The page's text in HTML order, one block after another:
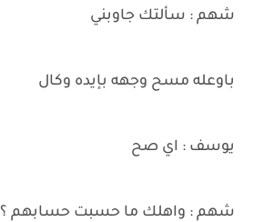
شهم : سألتك جاوبني
باوعله مسح وجهه بإيده وكال
يوسف : اي صح
شهم : واهلك ما حسبت حسابهم ؟